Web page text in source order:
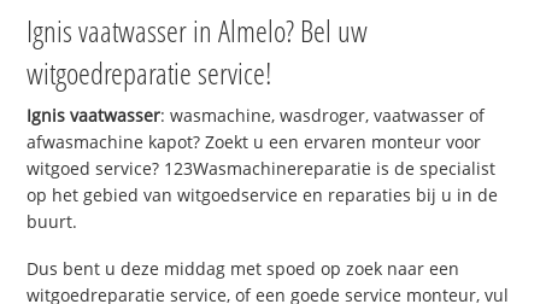
Ignis vaatwasser in Almelo? Bel uw
witgoedreparatie service!
Ignis vaatwasser: wasmachine, wasdroger, vaatwasser of
afwasmachine kapot? Zoekt u een ervaren monteur voor
witgoed service? 123Wasmachinereparatie is de specialist
op het gebied van witgoedservice en reparaties bij u in de
buurt.
Dus bent u deze middag met spoed op zoek naar een
witgoedreparatie service, of een goede service monteur, vul